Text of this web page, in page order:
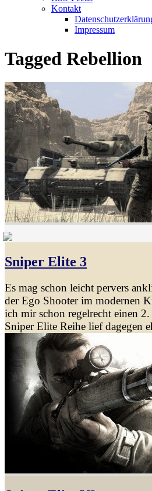
Kontakt
Impressum
Tagged Rebellion
Sniper Elite 3
Es mag schon leicht pervers
der Ego Shooter im modernen
ich mir schon regelrecht einen
Sniper Elite Reihe lief dagegen